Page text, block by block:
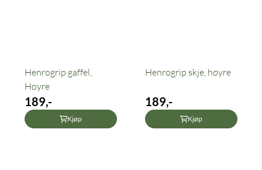
Henrogrip gaffel,
Høyre
189,-
Kjøp
Henrogrip skje, høyre
189,-
Kjøp